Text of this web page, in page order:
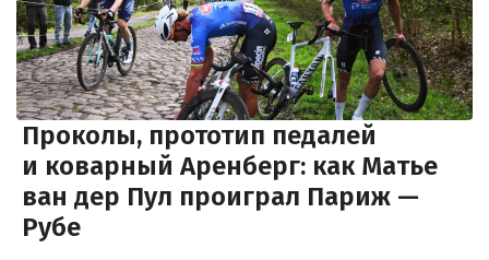
Проколы, прототип педалей
и коварный Аренберг: как Матье
ван дер Пул проиграл Париж —
Рубе